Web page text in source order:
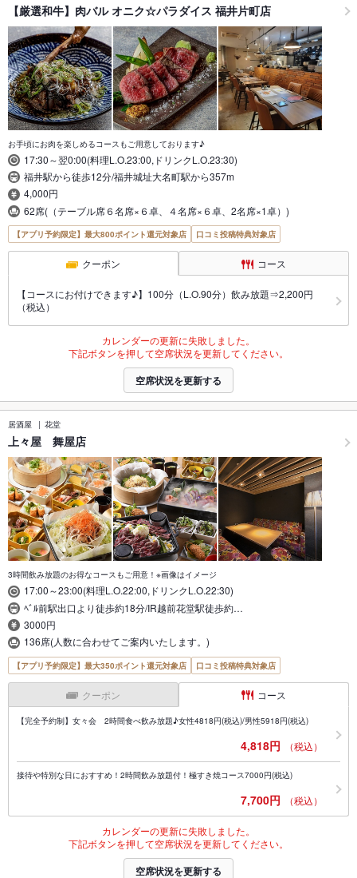
【厳選和牛】肉バル オニク☆パラダイス 福井片町店
お手頃にお肉を楽しめるコースもご用意しております♪
17:30～翌0:00(料理L.O.23:00,ドリンクL.O.23:30)
福井駅から徒歩12分/福井城址大名町駅から357m
4,000円
62席(（テーブル席６名席×６卓、４名席×６卓、2名席×1卓）)
【アプリ予約限定】最大800ポイント還元対象店 口コミ投稿特典対象店
クーポン コース
【コースにお付けできます♪】100分（L.O.90分）飲み放題⇒2,200円
（税込）
カレンダーの更新に失敗しました。
下記ボタンを押して空席状況を更新してください。
空席状況を更新する
居酒屋 花堂
上々屋 舞屋店
3時間飲み放題のお得なコースもご用意！※画像はイメージ
17:00～23:00(料理L.O.22:00,ドリンクL.O.22:30)
ﾍﾞﾙ前駅出口より徒歩約18分/IR越前花堂駅徒歩約…
3000円
136席(人数に合わせてご案内いたします。)
【アプリ予約限定】最大350ポイント還元対象店 口コミ投稿特典対象店
クーポン コース
【完全予約制】女々会 2時間食べ飲み放題♪女性4818円(税込)/男性5918円(税込)
4,818円 （税込）
接待や特別な日におすすめ！2時間飲み放題付！極すき焼コース7000円(税込)
7,700円 （税込）
カレンダーの更新に失敗しました。
下記ボタンを押して空席状況を更新してください。
空席状況を更新する